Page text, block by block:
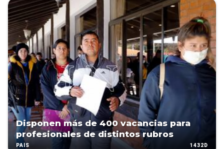
Disponen más de 400 vacancias para
profesionales de distintos rubros
PAÍS 1432D